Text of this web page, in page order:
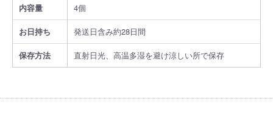
内容量 4個
お日持ち 発送日含み約28日間
保存方法 直射日光、高温多湿を避け涼しい所で保存